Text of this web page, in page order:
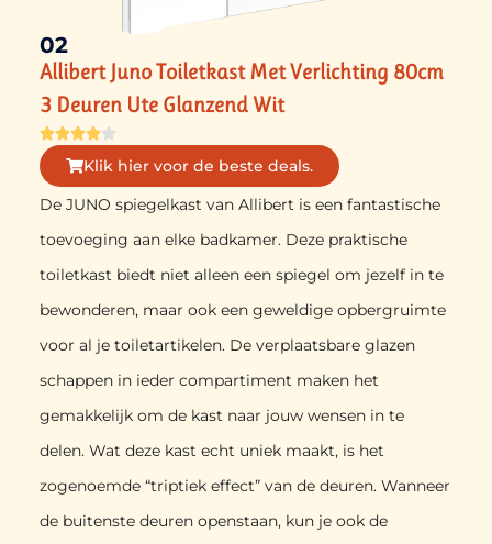
02
Allibert Juno Toiletkast Met Verlichting 80cm
3 Deuren Ute Glanzend Wit

Klik hier voor de beste deals.
De JUNO spiegelkast van Allibert is een fantastische
toevoeging aan elke badkamer. Deze praktische
toiletkast biedt niet alleen een spiegel om jezelf in te
bewonderen, maar ook een geweldige opbergruimte
voor al je toiletartikelen. De verplaatsbare glazen
schappen in ieder compartiment maken het
gemakkelijk om de kast naar jouw wensen in te
delen. Wat deze kast echt uniek maakt, is het
zogenoemde “triptiek effect” van de deuren. Wanneer
de buitenste deuren openstaan, kun je ook de